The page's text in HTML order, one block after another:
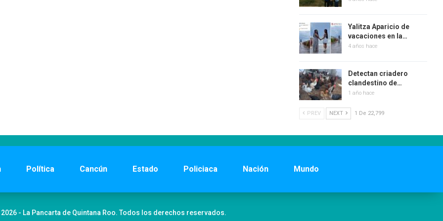
Yalitza Aparicio de
vacaciones en la…
4 años hace
Detectan criadero
clandestino de…
1 año hace
PREV NEXT 1 De 22,799
Política Cancún Estado Policiaca Nación Mundo
- La Pancarta de Quintana Roo. Todos los derechos reservados.